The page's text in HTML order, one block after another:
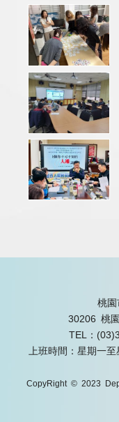
桃園
30206 桃
TEL：
上班時間：星期一
CopyRight © 2023